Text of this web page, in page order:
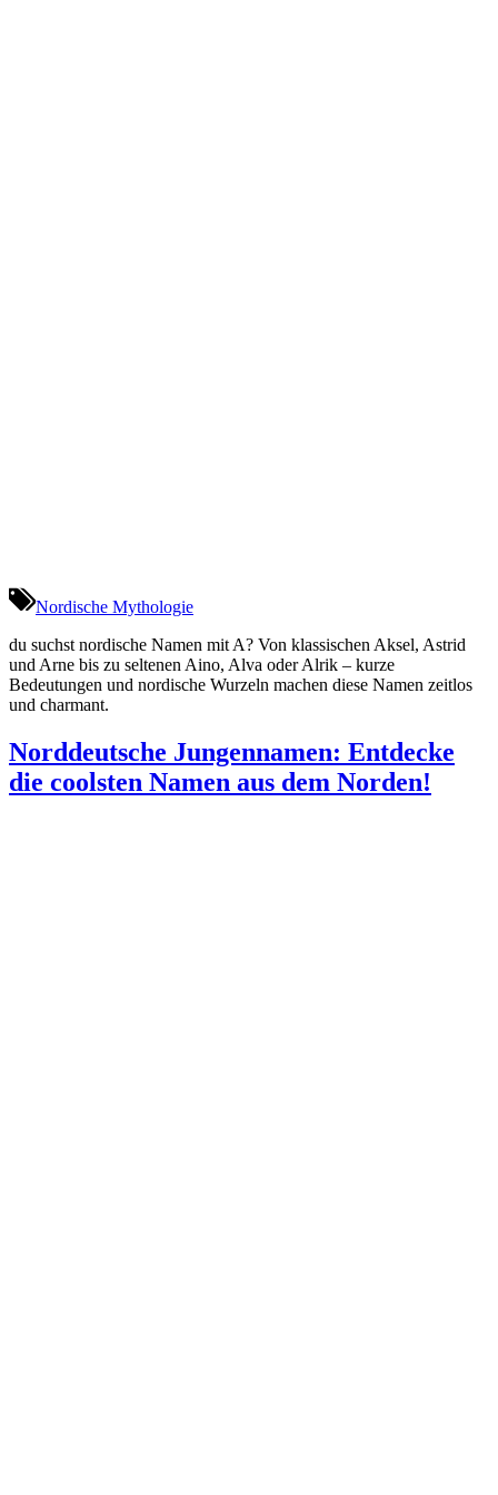
Nordische Mythologie
du suchst nordische Namen mit A? Von klassischen Aksel, Astrid
und Arne bis zu seltenen Aino, Alva oder Alrik – kurze
Bedeutungen und nordische Wurzeln machen diese Namen zeitlos
und charmant.
Norddeutsche Jungennamen: Entdecke
die coolsten Namen aus dem Norden!